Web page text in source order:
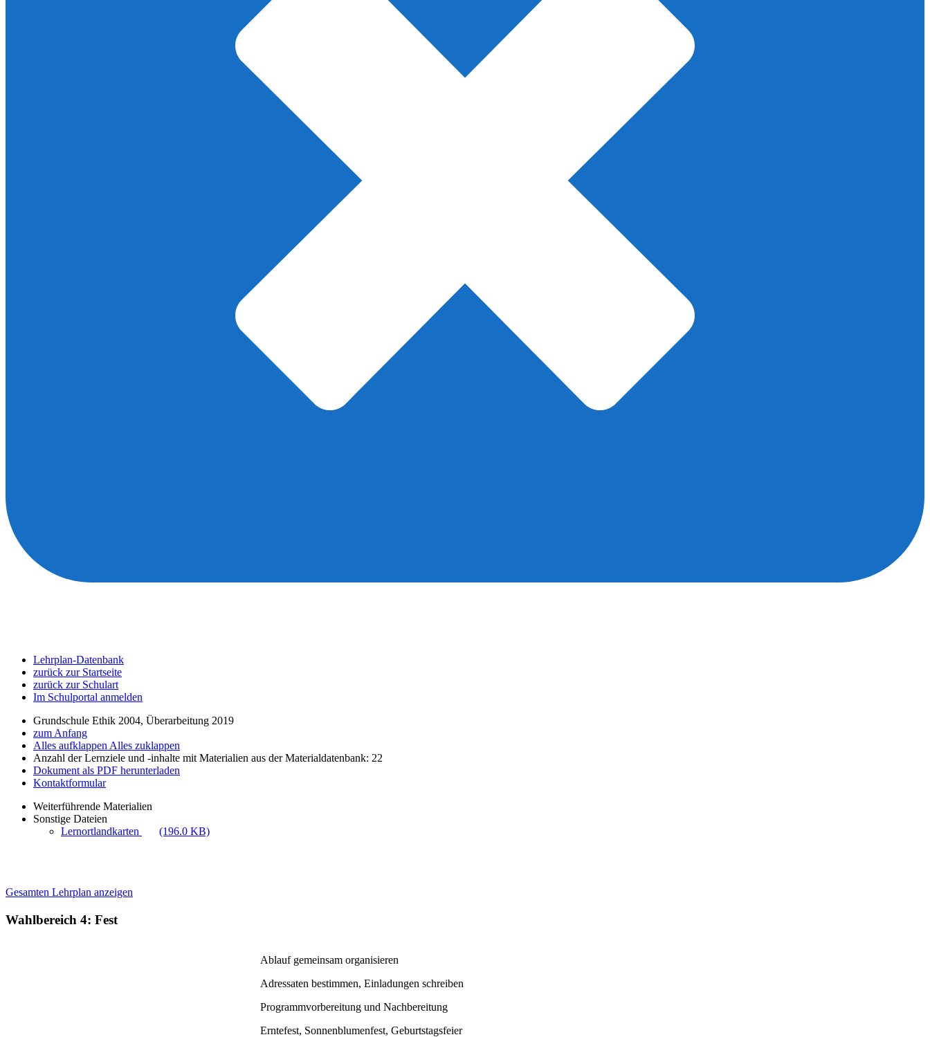
Lehrplan-Datenbank
zurück zur Startseite
zurück zur Schulart
Im Schulportal anmelden
Grundschule Ethik 2004, Überarbeitung 2019
zum Anfang
Alles aufklappen Alles zuklappen
Anzahl der Lernziele und -inhalte mit Materialien aus der Materialdatenbank: 22
Dokument als PDF herunterladen
Kontaktformular
Weiterführende Materialien
Sonstige Dateien
Lernortlandkarten
(196.0 KB)
Gesamten Lehrplan anzeigen
Wahlbereich 4: Fest
Ablauf gemeinsam organisieren
Adressaten bestimmen, Einladungen schreiben
Programmvorbereitung und Nachbereitung
Erntefest, Sonnenblumenfest, Geburtstagsfeier